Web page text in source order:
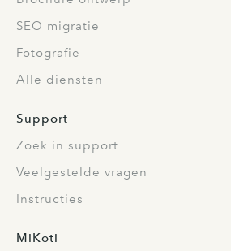
SEO migratie
Fotografie
Alle diensten
Support
Zoek in support
Veelgestelde vragen
Instructies
MiKoti